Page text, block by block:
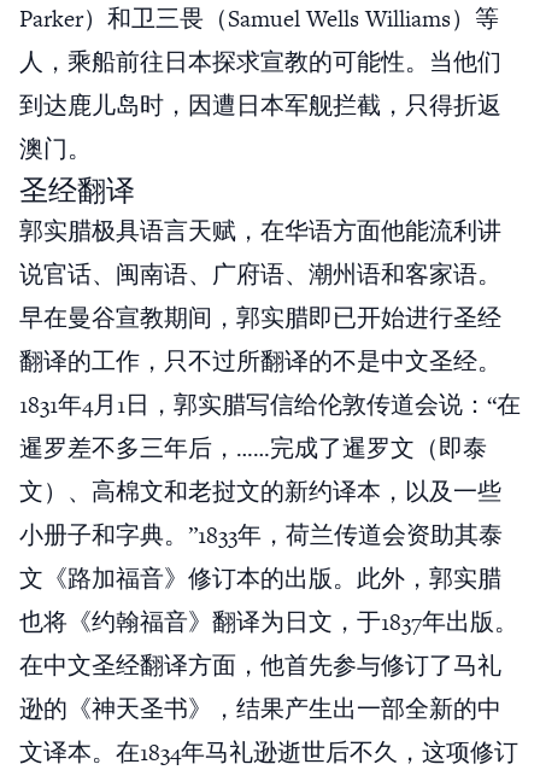
Parker）和卫三畏（Samuel Wells Williams）等
人，乘船前往日本探求宣教的可能性。当他们
到达鹿儿岛时，因遭日本军舰拦截，只得折返
澳门。
圣经翻译
郭实腊极具语言天赋，在华语方面他能流利讲
说官话、闽南语、广府语、潮州语和客家语。
早在曼谷宣教期间，郭实腊即已开始进行圣经
翻译的工作，只不过所翻译的不是中文圣经。
1831年4月1日，郭实腊写信给伦敦传道会说：“在
暹罗差不多三年后，……完成了暹罗文（即泰
文）、高棉文和老挝文的新约译本，以及一些
小册子和字典。”1833年，荷兰传道会资助其泰
文《路加福音》修订本的出版。此外，郭实腊
也将《约翰福音》翻译为日文，于1837年出版。
在中文圣经翻译方面，他首先参与修订了马礼
逊的《神天圣书》，结果产生出一部全新的中
文译本。在1834年马礼逊逝世后不久，这项修订